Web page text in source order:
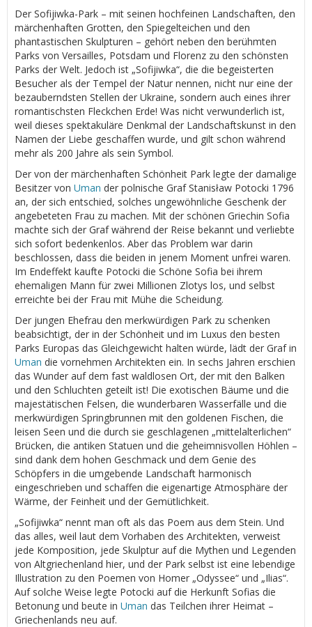
Der Sofijiwka-Park – mit seinen hochfeinen Landschaften, den
märchenhaften Grotten, den Spiegelteichen und den
phantastischen Skulpturen – gehört neben den berühmten
Parks von Versailles, Potsdam und Florenz zu den schönsten
Parks der Welt. Jedoch ist „Sofijiwka“, die die begeisterten
Besucher als der Tempel der Natur nennen, nicht nur eine der
bezauberndsten Stellen der Ukraine, sondern auch eines ihrer
romantischsten Fleckchen Erde! Was nicht verwunderlich ist,
weil dieses spektakuläre Denkmal der Landschaftskunst in den
Namen der Liebe geschaffen wurde, und gilt schon während
mehr als 200 Jahre als sein Symbol.
Der von der märchenhaften Schönheit Park legte der damalige
Besitzer von Uman der polnische Graf Stanisław Potocki 1796
an, der sich entschied, solches ungewöhnliche Geschenk der
angebeteten Frau zu machen. Mit der schönen Griechin Sofia
machte sich der Graf während der Reise bekannt und verliebte
sich sofort bedenkenlos. Aber das Problem war darin
beschlossen, dass die beiden in jenem Moment unfrei waren.
Im Endeffekt kaufte Potocki die Schöne Sofia bei ihrem
ehemaligen Mann für zwei Millionen Zlotys los, und selbst
erreichte bei der Frau mit Mühe die Scheidung.
Der jungen Ehefrau den merkwürdigen Park zu schenken
beabsichtigt, der in der Schönheit und im Luxus den besten
Parks Europas das Gleichgewicht halten würde, lädt der Graf in
Uman die vornehmen Architekten ein. In sechs Jahren erschien
das Wunder auf dem fast waldlosen Ort, der mit den Balken
und den Schluchten geteilt ist! Die exotischen Bäume und die
majestätischen Felsen, die wunderbaren Wasserfälle und die
merkwürdigen Springbrunnen mit den goldenen Fischen, die
leisen Seen und die durch sie geschlagenen „mittelalterlichen“
Brücken, die antiken Statuen und die geheimnisvollen Höhlen –
sind dank dem hohen Geschmack und dem Genie des
Schöpfers in die umgebende Landschaft harmonisch
eingeschrieben und schaffen die eigenartige Atmosphäre der
Wärme, der Feinheit und der Gemütlichkeit.
„Sofijiwka“ nennt man oft als das Poem aus dem Stein. Und
das alles, weil laut dem Vorhaben des Architekten, verweist
jede Komposition, jede Skulptur auf die Mythen und Legenden
von Altgriechenland hier, und der Park selbst ist eine lebendige
Illustration zu den Poemen von Homer „Odyssee“ und „Ilias“.
Auf solche Weise legte Potocki auf die Herkunft Sofias die
Betonung und beute in Uman das Teilchen ihrer Heimat –
Griechenlands neu auf.